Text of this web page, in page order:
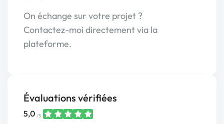
On échange sur votre projet ?
Contactez-moi directement via la
plateforme.
Évaluations vérifiées
5,0 /5